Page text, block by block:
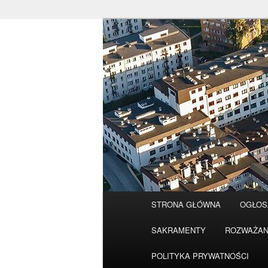
STRONA GŁÓWNA
SAKRAMENTY
POLITYKA PRYWATNOŚCI